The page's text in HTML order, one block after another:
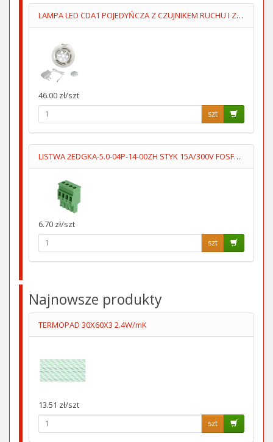
LAMPA LED CDA1 POJEDYŃCZA Z CZUJNIKEM RUCHU I ZMIERZCHOWYM
46.00 zł/szt
szt
LISTWA 2EDGKA-5.0-04P-14-00ZH STYK 15A/300V FOSFOROBRĄZ
6.70 zł/szt
szt
Najnowsze produkty
TERMOPAD 30X60X3 2.4W/mK
13.51 zł/szt
szt